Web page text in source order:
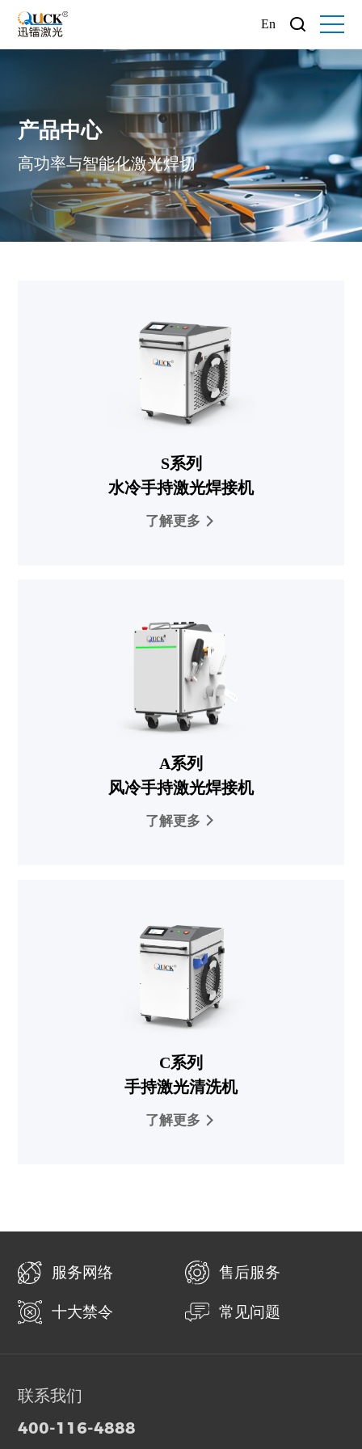
En
产品中心
高功率与智能化激光焊切
S系列
水冷手持激光焊接机
了解更多
A系列
风冷手持激光焊接机
了解更多
C系列
手持激光清洗机
了解更多
服务网络 售后服务
十大禁令 常见问题
联系我们
400-116-4888